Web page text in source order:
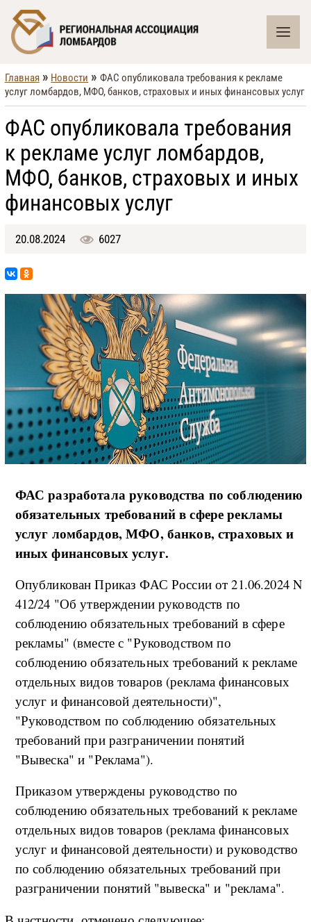
Главная » Новости » ФАС опубликовала требования к рекламе
услуг ломбардов, МФО, банков, страховых и иных финансовых услуг
ФАС опубликовала требования
к рекламе услуг ломбардов,
МФО, банков, страховых и иных
финансовых услуг
20.08.2024 6027
ФАС разработала руководства по соблюдению
обязательных требований в сфере рекламы
услуг ломбардов, МФО, банков, страховых и
иных финансовых услуг.
Опубликован Приказ ФАС России от 21.06.2024 N
412/24 "Об утверждении руководств по
соблюдению обязательных требований в сфере
рекламы" (вместе с "Руководством по
соблюдению обязательных требований к рекламе
отдельных видов товаров (реклама финансовых
услуг и финансовой деятельности)",
"Руководством по соблюдению обязательных
требований при разграничении понятий
"Вывеска" и "Реклама").
Приказом утверждены руководство по
соблюдению обязательных требований к рекламе
отдельных видов товаров (реклама финансовых
услуг и финансовой деятельности) и руководство
по соблюдению обязательных требований при
разграничении понятий "вывеска" и "реклама".